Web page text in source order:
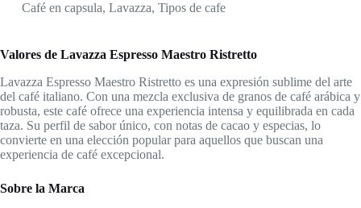
Café en capsula, Lavazza, Tipos de cafe
Valores de Lavazza Espresso Maestro Ristretto
Lavazza Espresso Maestro Ristretto es una expresión sublime del arte
del café italiano. Con una mezcla exclusiva de granos de café arábica y
robusta, este café ofrece una experiencia intensa y equilibrada en cada
taza. Su perfil de sabor único, con notas de cacao y especias, lo
convierte en una elección popular para aquellos que buscan una
experiencia de café excepcional.
Sobre la Marca